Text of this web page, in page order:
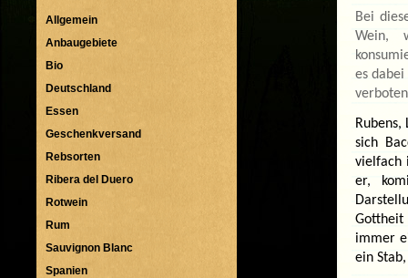
Bei
Wein,
es
sich
vielfach
er,
Gottheit
immer
ein
Allgemein
Anbaugebiete
Bio
Deutschland
Essen
Geschenkversand
Rebsorten
Ribera del Duero
Rotwein
Rum
Sauvignon Blanc
Spanien